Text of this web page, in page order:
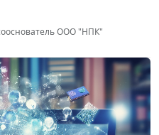
жалоб на решения
для граждан
мировых судей с 10
директор
Эдуард Калинкин.
фирмы "Прагмат"